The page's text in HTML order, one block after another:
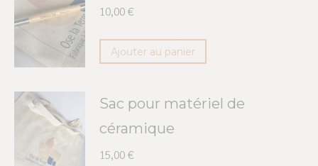
10,00 €
Ajouter au panier
Sac pour matériel de
céramique
15,00 €